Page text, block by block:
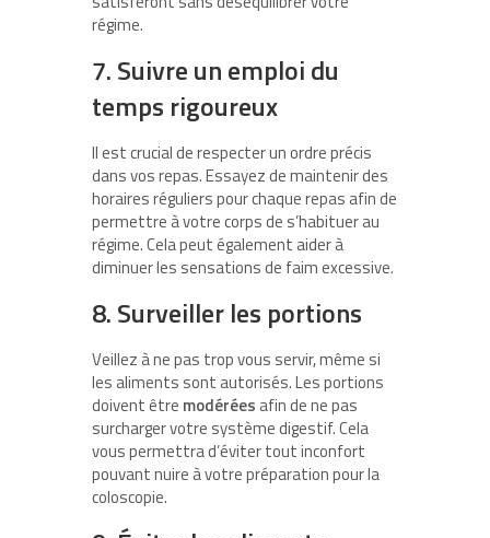
régime.
7. Suivre un emploi du
temps rigoureux
Il est crucial de respecter un ordre précis
dans vos repas. Essayez de maintenir des
horaires réguliers pour chaque repas afin de
permettre à votre corps de s’habituer au
régime. Cela peut également aider à
diminuer les sensations de faim excessive.
8. Surveiller les portions
Veillez à ne pas trop vous servir, même si
les aliments sont autorisés. Les portions
doivent être modérées afin de ne pas
surcharger votre système digestif. Cela
vous permettra d’éviter tout inconfort
pouvant nuire à votre préparation pour la
coloscopie.